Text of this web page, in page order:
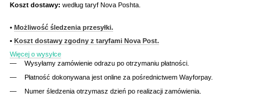
Koszt dostawy: według taryf Nova Poshta.
• Możliwość śledzenia przesyłki.
• Koszt dostawy zgodny z taryfami Nova Post.
Więcej o wysyłce
Wysyłamy zamówienie odrazu po otrzymaniu płatności.
Płatność dokonywana jest online za pośrednictwem Wayforpay.
Numer śledzenia otrzymasz dzień po realizacji zamówienia.